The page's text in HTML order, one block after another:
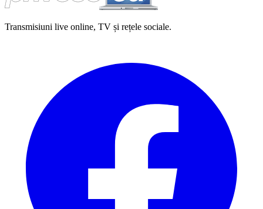
Transmisiuni live online, TV și rețele sociale.